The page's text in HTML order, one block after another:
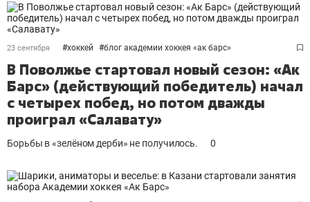
23 сентября #хоккей #блог академии хоккея «ак барс»
В Поволжье стартовал новый сезон: «Ак
Барс» (действующий победитель) начал
с четырех побед, но потом дважды
проиграл «Салавату»
Борьбы в «зелёном дерби» не получилось. 0